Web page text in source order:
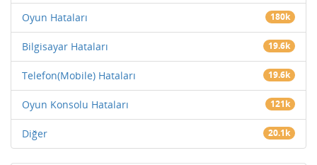
Oyun Hataları 180k
Bilgisayar Hataları 19.6k
Telefon(Mobile) Hataları 19.6k
Oyun Konsolu Hataları 121k
Diğer 20.1k